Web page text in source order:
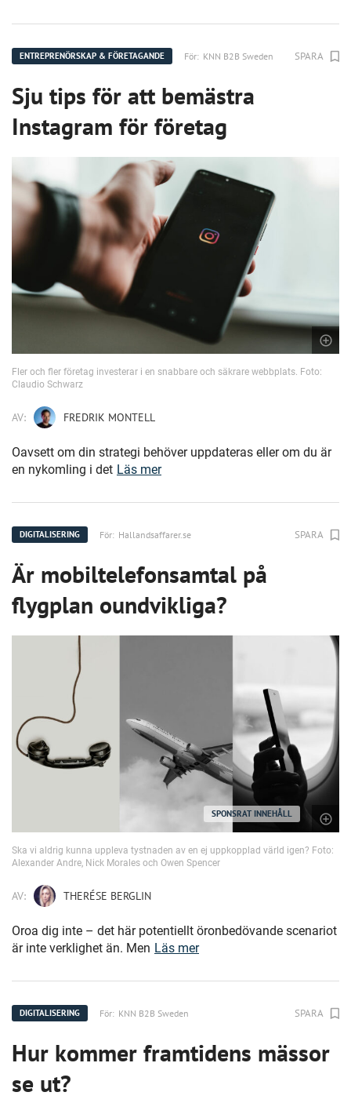
ENTREPRENÖRSKAP & FÖRETAGANDE För: KNN B2B Sweden SPARA
Sju tips för att bemästra
Instagram för företag
Fler och fler företag investerar i en snabbare och säkrare webbplats. Foto:
Claudio Schwarz
AV: FREDRIK MONTELL
Oavsett om din strategi behöver uppdateras eller om du är
en nykomling i det Läs mer
DIGITALISERING För: Hallandsaffarer.se SPARA
Är mobiltelefonsamtal på
flygplan oundvikliga?
SPONSRAT INNEHÅLL
Ska vi aldrig kunna uppleva tystnaden av en ej uppkopplad värld igen? Foto:
Alexander Andre, Nick Morales och Owen Spencer
AV: THERÉSE BERGLIN
Oroa dig inte – det här potentiellt öronbedövande scenariot
är inte verklighet än. Men Läs mer
DIGITALISERING För: KNN B2B Sweden SPARA
Hur kommer framtidens mässor
se ut?